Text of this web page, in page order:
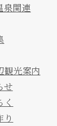
泉関連
観光案内
せ